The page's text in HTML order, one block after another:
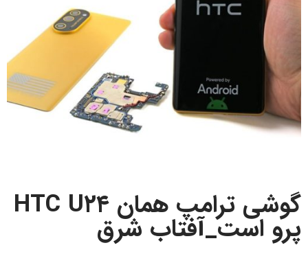
گوشی ترامپ همان HTC U۲۴
پرو است_آفتاب شرق